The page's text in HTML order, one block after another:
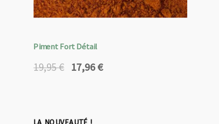
Piment Fort Détail
19,95€
Le
19,95 €.
17,96€
Le
17,96 €.